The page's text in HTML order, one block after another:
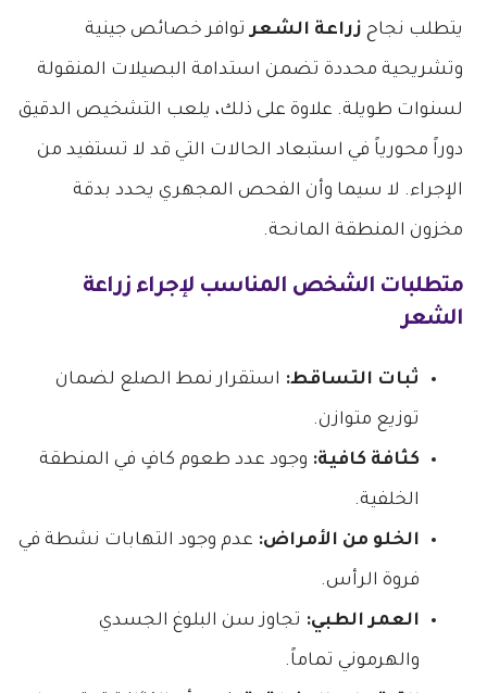
يتطلب نجاح زراعة الشعرتوافر خصائص جينية
وتشريحية محددة تضمن استدامة البصيلات المنقولة
لسنوات طويلة. علاوة على ذلك، يلعب التشخيص الدقيق
دوراً محورياً في استبعاد الحالات التي قد لا تستفيد من
الإجراء. لا سيما وأن الفحص المجهري يحدد بدقة
مخزون المنطقة المانحة.
متطلبات الشخص المناسب لإجراء زراعة
الشعر
ثبات التساقط: استقرار نمط الصلع لضمان
توزيع متوازن.
كثافة كافية: وجود عدد طعوم كافٍ في المنطقة
الخلفية.
الخلو من الأمراض: عدم وجود التهابات نشطة في
فروة الرأس.
العمر الطبي: تجاوز سن البلوغ الجسدي
والهرموني تماماً.